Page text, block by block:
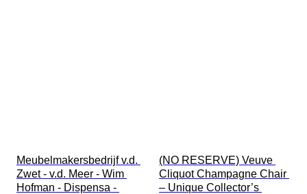
Meubelmakersbedrijf v.d.
Zwet - v.d. Meer - Wim
Hofman - Dispensa -
(NO RESERVE) Veuve
Cliquot Champagne Chair
– Unique Collector’s